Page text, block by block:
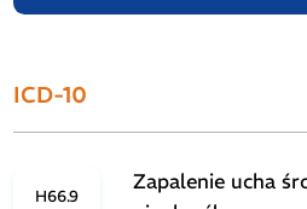
ICD-10
H66.9
Zapalenie ucha